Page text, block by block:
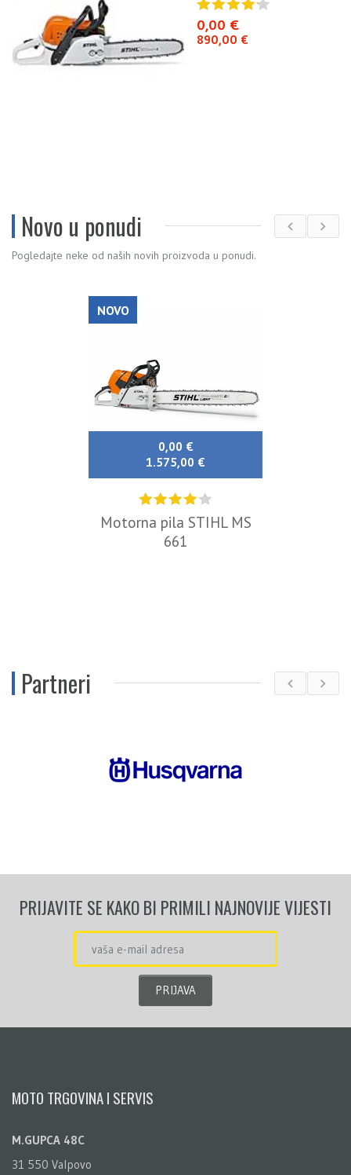
0,00 €
890,00 €
Novo u ponudi
Pogledajte neke od naših novih proizvoda u ponudi.
0,00 €
1.575,00 €
NOVO
Motorna pila STIHL MS
661
Partneri
PRIJAVITE SE KAKO BI PRIMILI NAJNOVIJE VIJESTI
MOTO TRGOVINA I SERVIS
M.GUPCA 48C
31 550 Valpovo